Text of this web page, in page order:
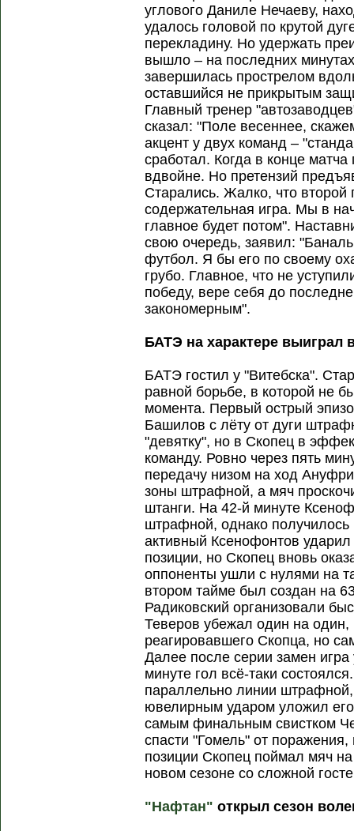
углового Даниле Нечаеву,
удалось головой по крутой
перекладину. Но удержать
вышло – на последних
завершилась прострелом
оставшийся не прикрытым
Главный тренер
сказал: "Поле весеннее,
акцент у двух команд –
сработал. Когда в конце
вдвойне. Но претензий
Старались. Жалко, что второй
содержательная игра. Мы в
главное будет потом".
свою очередь, заявил:
футбол. Я бы его по своему
грубо. Главное, что не
победу, вере себя до
закономерным".
БАТЭ на характере выиграл
БАТЭ гостил у "Витебска".
равной борьбе, в которой не
момента. Первый острый
Башилов с лёту от дуги
"девятку", но в Скопец в
команду. Ровно через пять
передачу низом на ход
зоны штрафной, а мяч
штанги. На 42-й минуте
штрафной, однако
активный Ксенофонтов ударил
позиции, но Скопец вновь
оппоненты ушли с нулями на
втором тайме был создан на
Радиковский организовали
Теверов убежал один на
реагировавшего Скопца, но
Далее после серии замен
минуте гол всё-таки
параллельно линии
ювелирным ударом уложил
самым финальным свистком
спасти "Гомель" от
позиции Скопец поймал мяч
новом сезоне со сложной
"Нафтан" открыл сезон